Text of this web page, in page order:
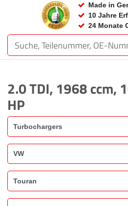
Made in
10 Jahre
24 Monate
2.0 TDI, 1968 ccm,
HP